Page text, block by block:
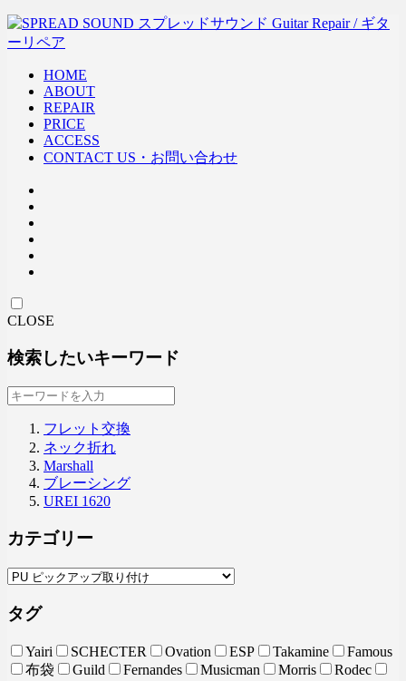
HOME
ABOUT
REPAIR
PRICE
ACCESS
CONTACT US・お問い合わせ
CLOSE
検索したいキーワード
フレット交換
ネック折れ
Marshall
ブレーシング
UREI 1620
カテゴリー
タグ
Yairi SCHECTER Ovation ESP Takamine
Famous
布袋
Guild Fernandes Musicman Morris
Rodec